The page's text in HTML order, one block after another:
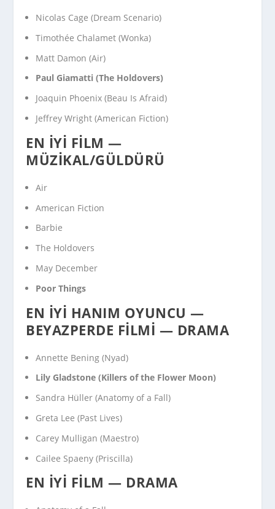
Nicolas Cage (Dream Scenario)
Timothée Chalamet (Wonka)
Matt Damon (Air)
Paul Giamatti (The Holdovers)
Joaquin Phoenix (Beau Is Afraid)
Jeffrey Wright (American Fiction)
EN İYI FILM —
MÜZIKAL/GÜLDÜRÜ
Air
American Fiction
Barbie
The Holdovers
May December
Poor Things
EN İYI HANIM OYUNCU —
BEYAZPERDE FILMI — DRAMA
Annette Bening (Nyad)
Lily Gladstone (Killers of the Flower Moon)
Sandra Hüller (Anatomy of a Fall)
Greta Lee (Past Lives)
Carey Mulligan (Maestro)
Cailee Spaeny (Priscilla)
EN İYI FILM — DRAMA